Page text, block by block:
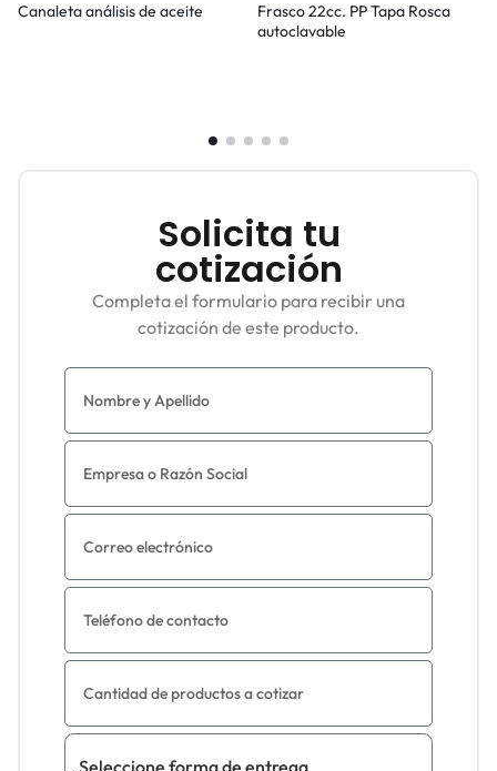
Canaleta análisis de aceite
Frasco 22cc. PP Tapa Rosca
autoclavable
Solicita tu
cotización
Completa el formulario para recibir una
cotización de este producto.